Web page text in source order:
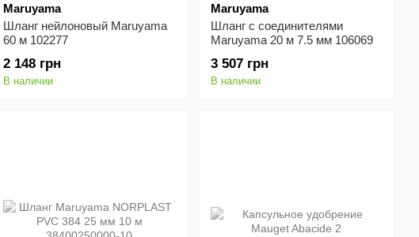
Maruyama
Шланг нейлоновый Maruyama
60 м 102277
2 148 грн
В наличии
Maruyama
Шланг с соединителями
Maruyama 20 м 7.5 мм 106069
3 507 грн
В наличии